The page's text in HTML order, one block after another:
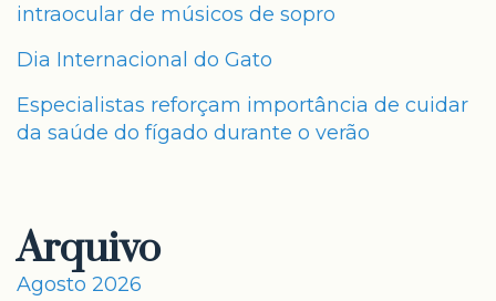
intraocular de músicos de sopro
Dia Internacional do Gato
Especialistas reforçam importância de cuidar
da saúde do fígado durante o verão
Arquivo
Agosto 2026